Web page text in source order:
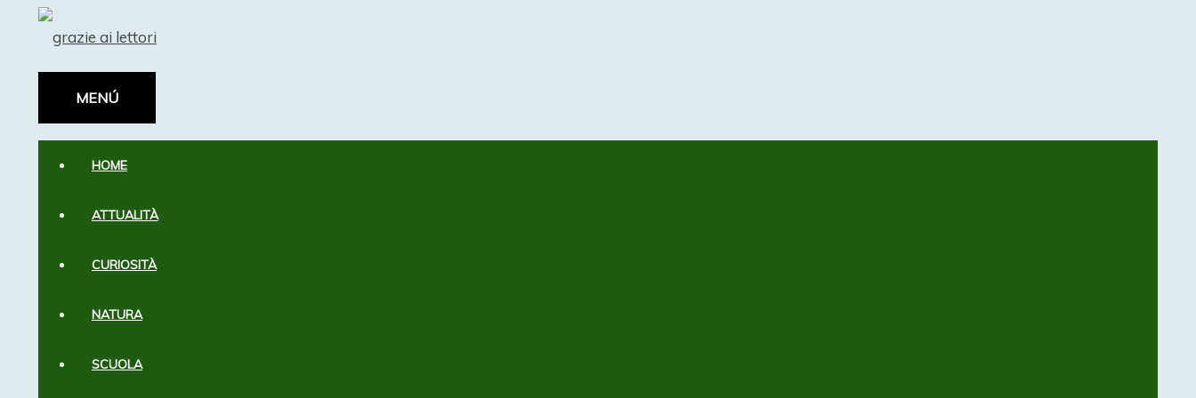
contenuto
MENÚ
MENÚ
HOME
ATTUALITÀ
CURIOSITÀ
NATURA
SCUOLA